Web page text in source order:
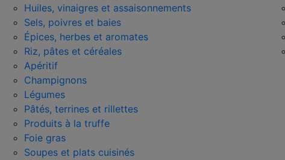
Huiles, vinaigres et assaisonnements
Sels, poivres et baies
Épices, herbes et aromates
Riz, pâtes et céréales
Apéritif
Champignons
Légumes
Pâtés, terrines et rillettes
Produits à la truffe
Foie gras
Soupes et plats cuisinés